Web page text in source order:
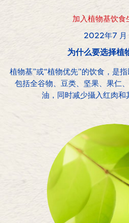
加入植物基饮食
2022年7 月
为什么要选择植
植物基”或“植物优先”的饮食，是
包括全谷物、豆类、坚果、果仁
油，同时减少攝入红肉和